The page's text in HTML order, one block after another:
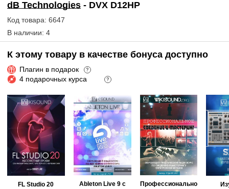
dB Technologies - DVX D12HP
Код товара: 6647
В наличии: 4
К этому товару в качестве бонуса доступно
Плагин в подарок ?
4 подарочных курса ?
FL Studio 20
Ableton Live 9 с
Профессионально